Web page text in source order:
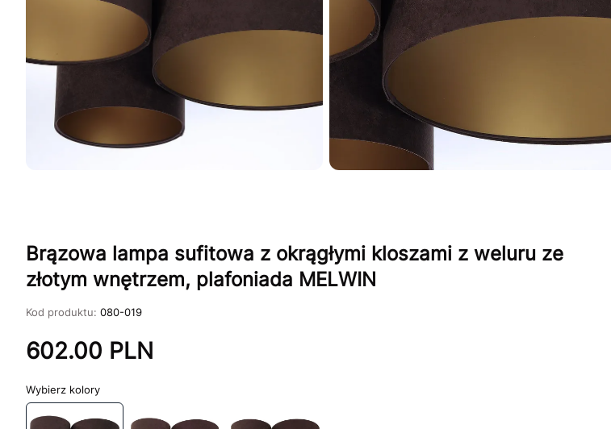
Brązowa lampa sufitowa z okrągłymi kloszami z weluru ze
złotym wnętrzem, plafoniada MELWIN
Kod produktu: 080-019
602.00 PLN
kolory